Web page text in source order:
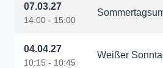
07.03.27
14:00 - 15:00
04.04.27
10:15 - 10:45
Weißer